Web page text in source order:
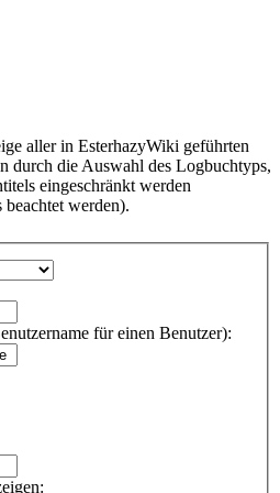
aller in EsterhazyWiki geführten
durch die Auswahl des Logbuchtyps,
eingeschränkt werden
werden).
für einen Benutzer):